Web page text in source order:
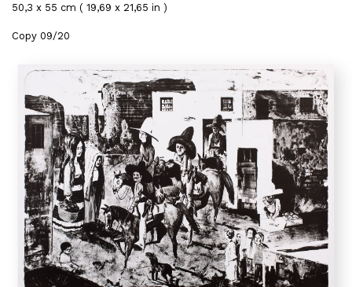
50,3 x 55 cm ( 19,69 x 21,65 in )
Copy 09/20